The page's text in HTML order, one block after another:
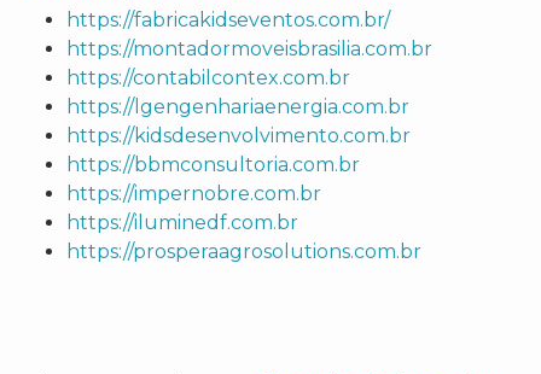
https://fabricakidseventos.com.br/
https://montadormoveisbrasilia.com.br
https://contabilcontex.com.br
https://lgengenhariaenergia.com.br
https://kidsdesenvolvimento.com.br
https://bbmconsultoria.com.br
https://impernobre.com.br
https://iluminedf.com.br
https://prosperaagrosolutions.com.br